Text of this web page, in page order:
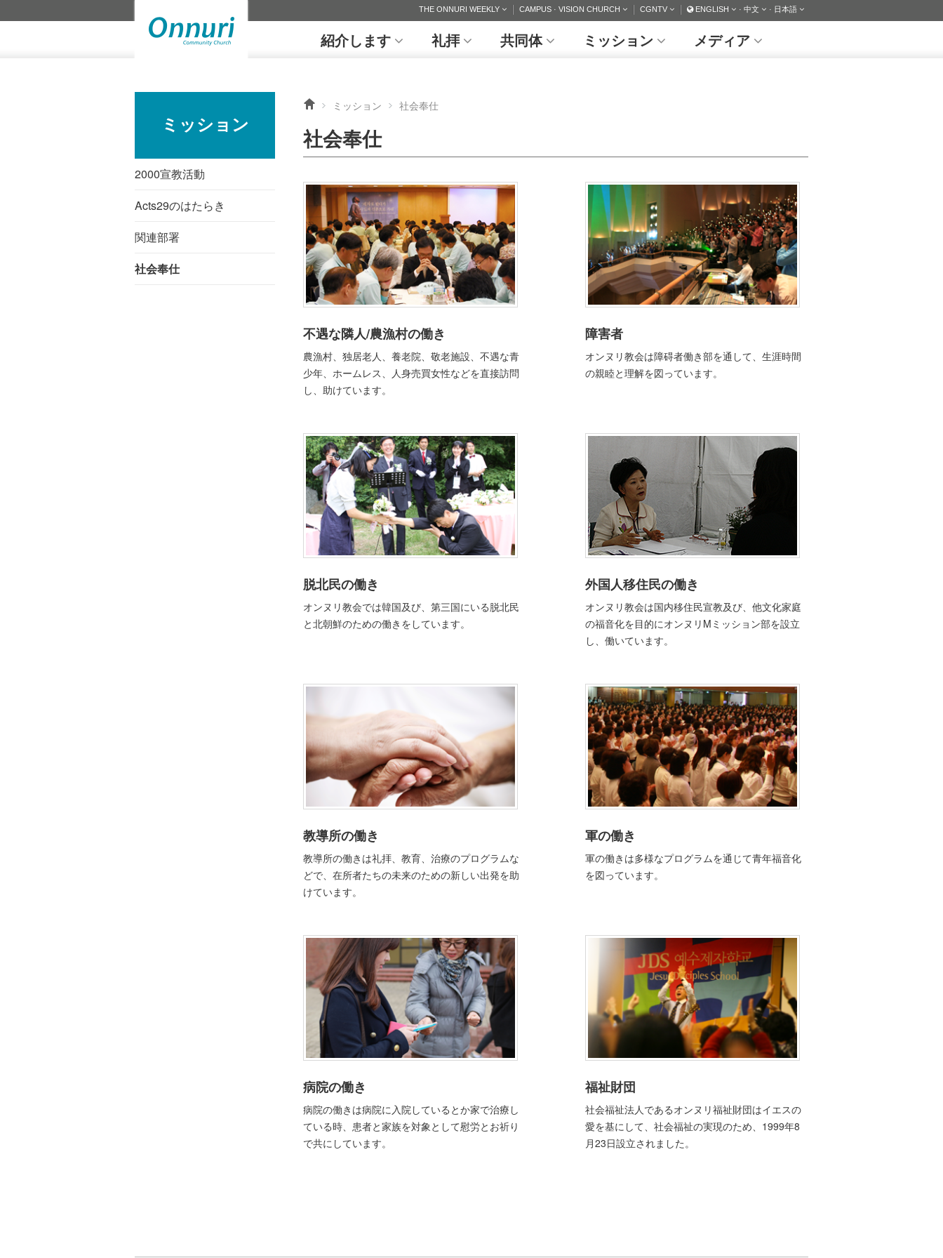
THE ONNURI WEEKLY CAMPUS · VISION CHURCH CGNTV ENGLISH · 中文 · 日本語
紹介します 礼拝 共同体 ミッション メディア
ミッション 社会奉仕
社会奉仕
不遇な隣人/農漁村の働き
農漁村、独居老人、養老院、敬老施設、不遇な青
少年、ホームレス、人身売買女性などを直接訪問
し、助けています。
障害者
オンヌリ教会は障碍者働き部を通して、生涯時間
の親睦と理解を図っています。
脱北民の働き
オンヌリ教会では韓国及び、第三国にいる脱北民
と北朝鮮のための働きをしています。
外国人移住民の働き
オンヌリ教会は国内移住民宣教及び、他文化家庭
の福音化を目的にオンヌリMミッション部を設立
し、働いています。
教導所の働き
教導所の働きは礼拝、教育、治療のプログラムな
どで、在所者たちの未来のための新しい出発を助
けています。
軍の働き
軍の働きは多様なプログラムを通じて青年福音化
を図っています。
病院の働き
病院の働きは病院に入院しているとか家で治療し
ている時、患者と家族を対象として慰労とお祈り
で共にしています。
福祉財団
社会福祉法人であるオンヌリ福祉財団はイエスの
愛を基にして、社会福祉の実現のため、1999年8
月23日設立されました。
ミッション
2000宣教活動
Acts29のはたらき
関連部署
社会奉仕